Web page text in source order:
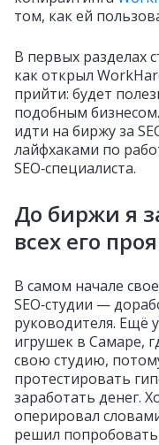
том, как ей
В первых разделах
как открыл
прийти: будет
подобным
идти на биржу за
лайфхаками по
SEO‑специалиста.
До биржи я
всех его
В самом начале
SEO‑студии —
руководителя. Ещё
игрушек в Самаре,
свою студию,
протестировать
заработать денег.
оперировал
решил попробовать